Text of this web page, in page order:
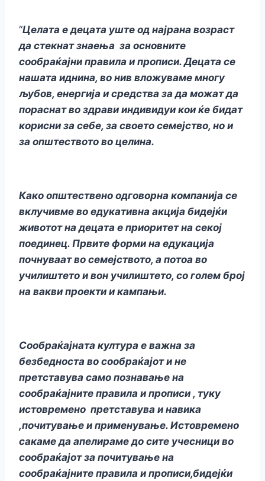
“Целата е децата уште од најрана возраст
да стекнат знаења за основните
сообраќајни правила и прописи. Децата се
нашата иднина, во нив вложуваме многу
љубов, енергија и средства за да можат да
пораснат во здрави индивидуи кои ќе бидат
корисни за себе, за своето семејство, но и
за општеството во целина.
Како општествено одговорна компанија се
вклучивме во едукативна акција бидејќи
животот на децата е приоритет на секој
поединец. Првите форми на едукација
почнуваат во семејството, а потоа во
училиштето и вон училиштето, со голем број
на вакви проекти и кампањи.
Сообраќајната култура е важна за
безбедноста во сообраќајот и не
претставува само познавање на
сообраќајните правила и прописи , туку
истовремено претставува и навика
,почитување и применување. Истовремено
сакаме да апелираме до сите учесници во
сообраќајот за почитување на
сообраќајните правила и прописи,бидејќи